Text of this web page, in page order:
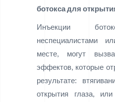
ботокса для
Инъекции
неспециалистами
месте, могут
эффектов, которые
результате:
открытия глаза,